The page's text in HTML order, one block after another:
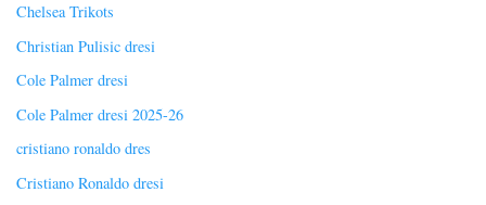
Chelsea Trikots
Christian Pulisic dresi
Cole Palmer dresi
Cole Palmer dresi 2025-26
cristiano ronaldo dres
Cristiano Ronaldo dresi